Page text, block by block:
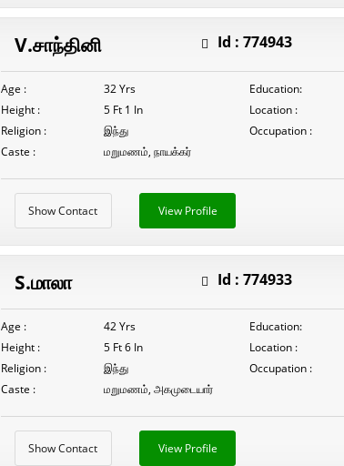
V.சாந்தினி Id :774943
Age :
32 Yrs
Height :
5 Ft 1 In
Religion :
இந்து
Caste :
மறுமணம், நாயக்கர்
Education:
Location :
Occupation :
Show Contact View Profile
S.மாலா Id :774933
Age :
42 Yrs
Height :
5 Ft 6 In
Religion :
இந்து
Caste :
மறுமணம், அகமுடையார்
Education:
Location :
Occupation :
Show Contact View Profile